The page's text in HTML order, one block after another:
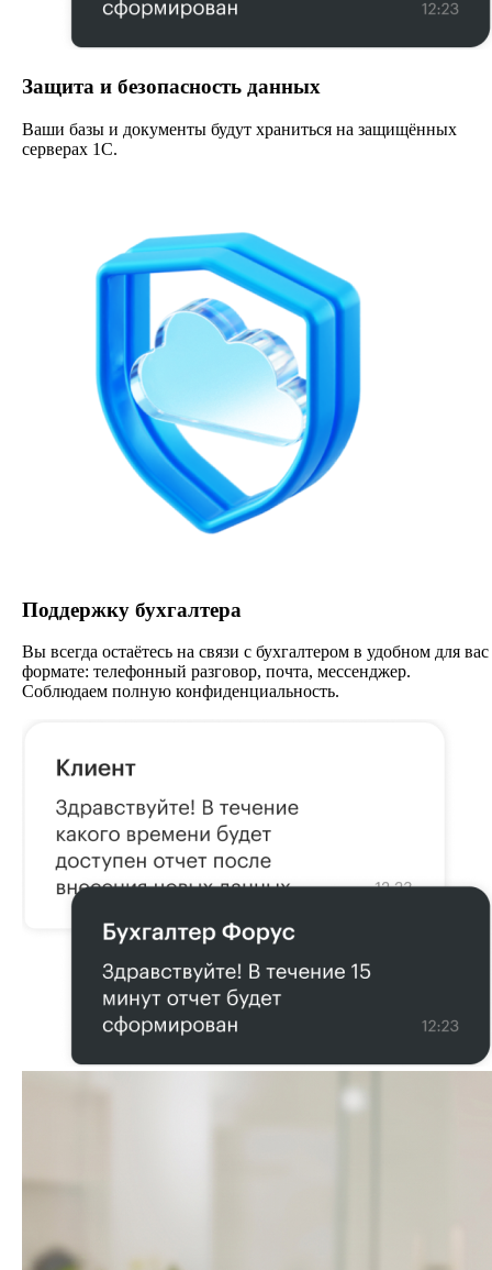
Защита и безопасность данных
Ваши базы и документы будут храниться на защищённых
серверах 1С.
Поддержку бухгалтера
Вы всегда остаётесь на связи с бухгалтером в удобном для вас
формате: телефонный разговор, почта, мессенджер.
Соблюдаем полную конфиденциальность.